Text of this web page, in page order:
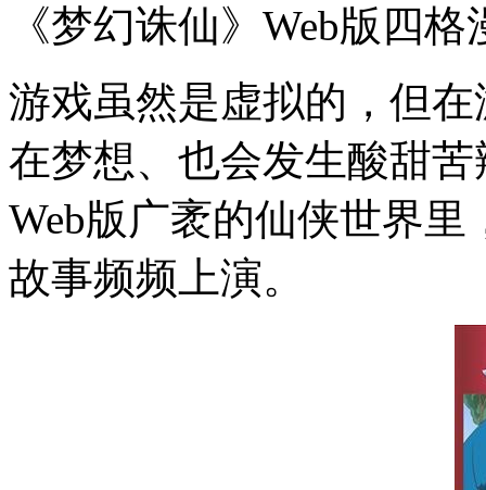
《梦幻诛仙》Web版四
游戏虽然是虚拟的，但
在梦想、也会发生酸甜
Web版广袤的仙侠世界
故事频频上演。